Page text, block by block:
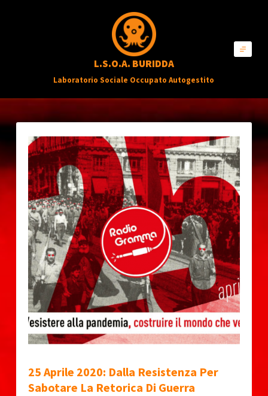
a
l
o
n
t
L.S.O.A. BURIDDA
Laboratorio Sociale Occupato Autogestito
25 Aprile 2020: Dalla Resistenza Per
Sabotare La Retorica Di Guerra